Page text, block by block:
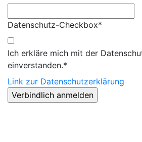
Datenschutz-Checkbox*
Ich erkläre mich mit der
einverstanden.*
Link zur Datenschutzerklärung